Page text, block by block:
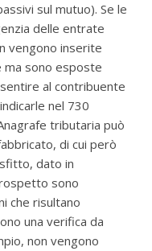
sul mutuo). Se le
delle entrate
vengono inserite
ma sono esposte
al contribuente
nel 730
tributaria può
di cui però
dato in
sono
che risultano
una verifica da
non vengono